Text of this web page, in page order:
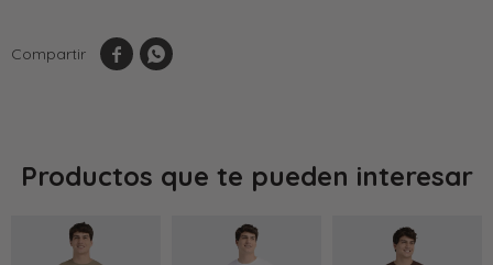
 
Productos que te pueden interesar